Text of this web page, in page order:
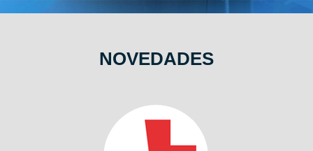
NOVEDADES